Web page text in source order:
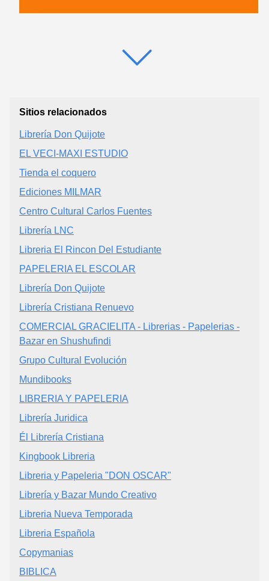
Sitios relacionados
Librería Don Quijote
EL VECI-MAXI ESTUDIO
Tienda el coquero
Ediciones MILMAR
Centro Cultural Carlos Fuentes
Librería LNC
Libreria El Rincon Del Estudiante
PAPELERIA EL ESCOLAR
Librería Don Quijote
Librería Cristiana Renuevo
COMERCIAL GRACIELITA - Librerias - Papelerias -
Bazar en Shushufindi
Grupo Cultural Evolución
Mundibooks
LIBRERIA Y PAPELERIA
Librería Juridica
Él Librería Cristiana
Kingbook Libreria
Libreria y Papeleria "DON OSCAR"
Librería y Bazar Mundo Creativo
Libreria Nueva Temporada
Libreria Española
Copymanias
BIBLICA